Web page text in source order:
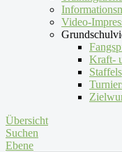
Video-
Kraft-
Übersicht
Suchen
Ebene